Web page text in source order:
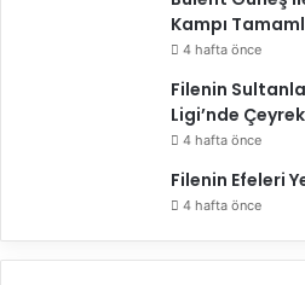
Kampı
4 hafta önce
Filenin
Ligi’nde
4 hafta önce
Filenin Efeleri
4 hafta önce